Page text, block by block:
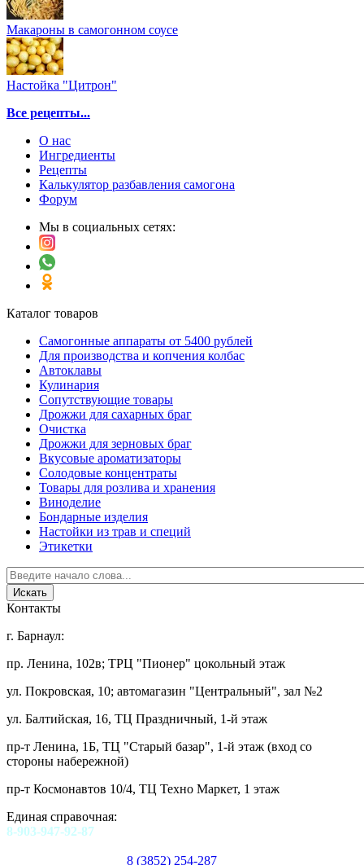
Макароны в самогонном соусе
Настойка "Цитрон"
Все рецепты...
О нас
Ингредиенты
Рецепты
Калькулятор разбавления самогона
Форум
Мы в социальных сетях:
Каталог товаров
Самогонные аппараты от 5400 рублей
Для производства и копчения колбас
Автоклавы
Кулинария
Сопутствующие товары
Дрожжи для сахарных браг
Очистка
Дрожжи для зерновых браг
Вкусовые ароматизаторы
Солодовые концентраты
Товары для розлива и хранения
Виноделие
Бондарные изделия
Настойки из трав и специй
Этикетки
Контакты
г. Барнаул:
пр. Ленина, 102в; ТРЦ "Пионер" цокольный этаж
ул. Покровская, 10; автомагазин "Центральный", зал №2
ул. Балтийская, 16, ТЦ Праздничный, 1-й этаж
пр-т Ленина, 1Б, ТЦ "Старый базар", 1-й этаж (вход со
стороны набережной)
пр-т Космонавтов 10/4, ТЦ Техно Маркет, 1 этаж
Единая справочная:
8-903-947-92-87
8 (3852) 254-287